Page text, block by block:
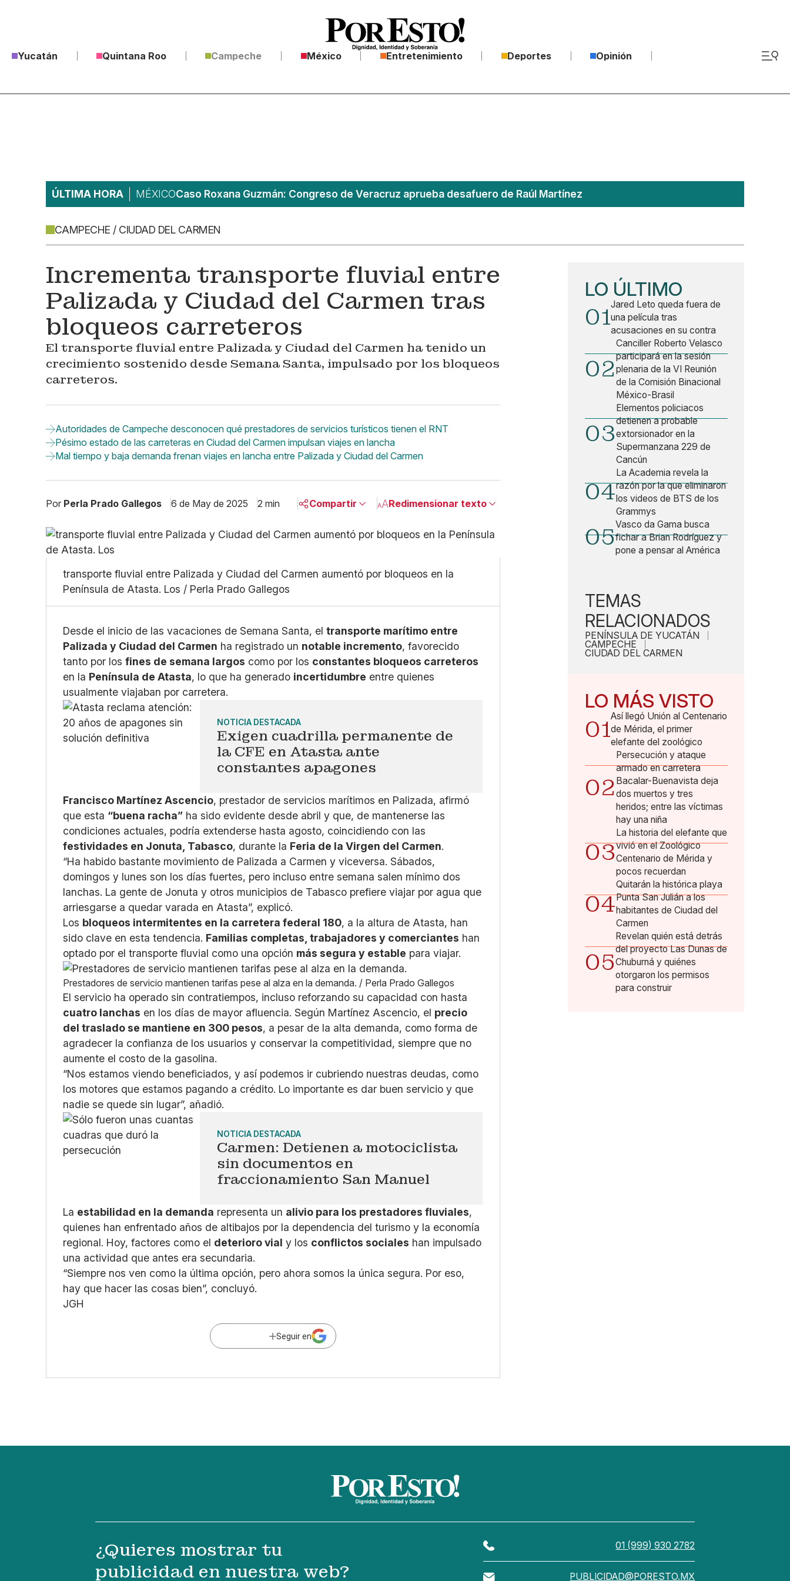
Yucatán Quintana Roo Campeche México Entretenimiento Deportes Opinión
ÚLTIMA HORA MÉXICOCaso Roxana Guzmán: Congreso de Veracruz aprueba desafuero de Raúl Martínez
CAMPECHE / CIUDAD DEL CARMEN
Incrementa transporte fluvial entre
Palizada y Ciudad del Carmen tras
bloqueos carreteros
El transporte fluvial entre Palizada y Ciudad del Carmen ha tenido un
crecimiento sostenido desde Semana Santa, impulsado por los bloqueos
carreteros.
Autoridades de Campeche desconocen qué prestadores de servicios turísticos tienen el RNT
Pésimo estado de las carreteras en Ciudad del Carmen impulsan viajes en lancha
Mal tiempo y baja demanda frenan viajes en lancha entre Palizada y Ciudad del Carmen
Por Perla Prado Gallegos 6 de May de 2025 2 min Compartir
Linkedin
Whatsapp
Redimensionar texto
Pequeño
transporte fluvial entre Palizada y Ciudad del Carmen aumentó por bloqueos en la
Península de Atasta. Los / Perla Prado Gallegos
Desde el inicio de las vacaciones de Semana Santa, eltransporte marítimo entre
Palizada y Ciudad del Carmen ha registrado un notable incremento, favorecido
tanto por losfines de semana largos como por los constantes bloqueos carreteros
en la Península de Atasta, lo que ha generado incertidumbre entre quienes
usualmente viajaban por carretera.
NOTICIA DESTACADA
Exigen cuadrilla permanente de
la CFE en Atasta ante
constantes apagones
Francisco Martínez Ascencio, prestador de servicios marítimos en Palizada, afirmó
que esta “buena racha” ha sido evidente desde abril y que, de mantenerse las
condiciones actuales, podría extenderse hasta agosto, coincidiendo con las
festividades en Jonuta, Tabasco, durante la Feria de la Virgen del Carmen.
“Ha habido bastante movimiento de Palizada a Carmen y viceversa. Sábados,
domingos y lunes son los días fuertes, pero incluso entre semana salen mínimo dos
lanchas. La gente de Jonuta y otros municipios de Tabasco prefiere viajar por agua que
arriesgarse a quedar varada en Atasta”, explicó.
Los bloqueos intermitentes en la carretera federal 180, a la altura de Atasta, han
sido clave en esta tendencia. Familias completas, trabajadores y comerciantes han
optado por el transporte fluvial como una opción más segura y estable para viajar.
Prestadores de servicio mantienen tarifas pese al alza en la demanda. / Perla Prado Gallegos
El servicio ha operado sin contratiempos, incluso reforzando su capacidad con hasta
cuatro lanchas en los días de mayor afluencia. Según Martínez Ascencio, el precio
del traslado se mantiene en 300 pesos, a pesar de la alta demanda, como forma de
agradecer la confianza de los usuarios y conservar la competitividad, siempre que no
aumente el costo de la gasolina.
“Nos estamos viendo beneficiados, y así podemos ir cubriendo nuestras deudas, como
los motores que estamos pagando a crédito. Lo importante es dar buen servicio y que
nadie se quede sin lugar”, añadió.
NOTICIA DESTACADA
Carmen: Detienen a motociclista
sin documentos en
fraccionamiento San Manuel
La estabilidad en la demanda representa un alivio para los prestadores fluviales,
quienes han enfrentado años de altibajos por la dependencia del turismo y la economía
regional. Hoy, factores como el deterioro vial y los conflictos sociales han impulsado
una actividad que antes era secundaria.
“Siempre nos ven como la última opción, pero ahora somos la única segura. Por eso,
hay que hacer las cosas bien”, concluyó.
JGH
Seguir en
LO ÚLTIMO
01Jared Leto queda fuera de
una película tras
acusaciones en su contra
02
Canciller Roberto Velasco
participará en la sesión
plenaria de la VI Reunión
de la Comisión Binacional
México-Brasil
03
Elementos policiacos
detienen a probable
extorsionador en la
Supermanzana 229 de
Cancún
04
La Academia revela la
razón por la que eliminaron
los videos de BTS de los
Grammys
05Vasco da Gama busca
fichar a Brian Rodríguez y
pone a pensar al América
TEMAS
RELACIONADOS
PENÍNSULA DE YUCATÁN
CAMPECHE
CIUDAD DEL CARMEN
LO MÁS VISTO
01Así llegó Unión al Centenario
de Mérida, el primer
elefante del zoológico
02
Persecución y ataque
armado en carretera
Bacalar-Buenavista deja
dos muertos y tres
heridos; entre las víctimas
hay una niña
03
La historia del elefante que
vivió en el Zoológico
Centenario de Mérida y
pocos recuerdan
04
Quitarán la histórica playa
Punta San Julián a los
habitantes de Ciudad del
Carmen
05
Revelan quién está detrás
del proyecto Las Dunas de
Chuburná y quiénes
otorgaron los permisos
para construir
¿Quieres mostrar tu
publicidad en nuestra web?
01 (999) 930 2782
PUBLICIDAD@PORESTO.MX